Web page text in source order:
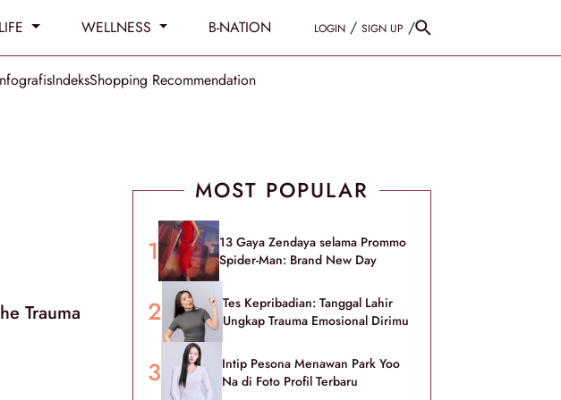
LIFE WELLNESS B-NATION LOGIN / SIGN UP /
IndeksShopping Recommendation
Trauma
MOST POPULAR
13 Gaya Zendaya selama Prommo
Spider-Man: Brand New Day
Tes Kepribadian: Tanggal Lahir
Ungkap Trauma Emosional Dirimu
Intip Pesona Menawan Park Yoo
Na di Foto Profil Terbaru